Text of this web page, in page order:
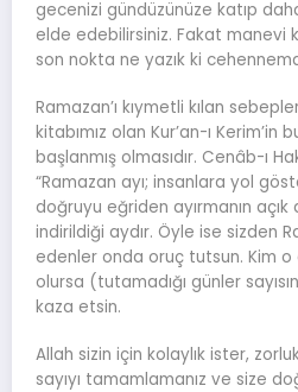
gecenizi gündüzünüze katıp
elde edebilirsiniz. Fakat manevi
son nokta ne yazık ki
Ramazan’ı kıymetli kılan
kitabımız olan Kur’an-ı
başlanmış olmasıdır. Cenâb-ı
“Ramazan ayı; insanlara yol
doğruyu eğriden ayırmanın açık
indirildiği aydır. Öyle ise sizden
edenler onda oruç tutsun. Kim
olursa (tutamadığı günler
kaza etsin.
Allah sizin için kolaylık ister,
sayıyı tamamlamanız ve size